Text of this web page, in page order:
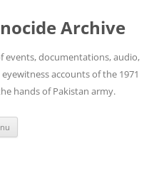
Archive
events, documentations, audio,
accounts of the 1971
hands of Pakistan army.